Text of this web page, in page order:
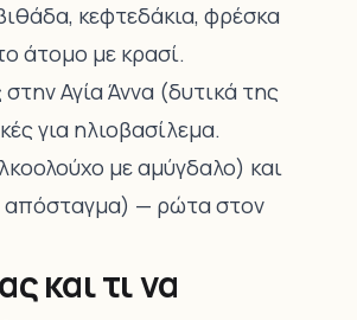
κεφτεδάκια, φρέσκα
άτομο με κρασί.
στην Αγία Άννα (δυτικά της
για ηλιοβασίλεμα.
με αμύγδαλο) και
απόσταγμα) — ρώτα στον
και τι να